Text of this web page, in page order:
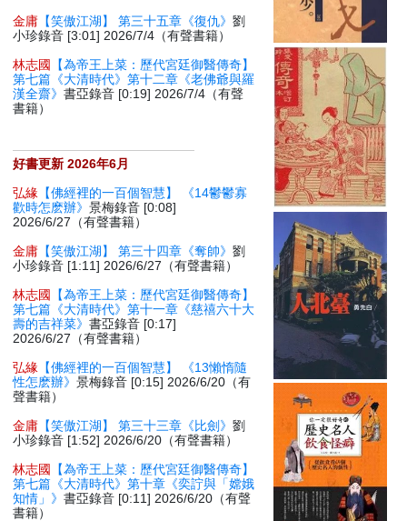
金庸 【笑傲江湖】 第三十五章《復仇》劉
小珍錄音 [3:01] 2026/7/4（有聲書籍）
林志國
【為帝王上菜：歷代宮廷御醫傳奇】
第七篇《大清時代》第十二章《老佛爺與羅
漢全齋》書亞錄音 [0:19] 2026/7/4（有聲
書籍）
好書更新 2026年6月
弘緣 【佛經裡的一百個智慧】 《14鬱鬱寡
歡時怎麽辦》景梅錄音 [0:08]
2026/6/27（有聲書籍）
金庸 【笑傲江湖】 第三十四章《奪帥》劉
小珍錄音 [1:11] 2026/6/27（有聲書籍）
林志國
【為帝王上菜：歷代宮廷御醫傳奇】
第七篇《大清時代》第十一章《慈禧六十大
壽的吉祥菜》書亞錄音 [0:17]
2026/6/27（有聲書籍）
弘緣 【佛經裡的一百個智慧】 《13懶惰隨
性怎麽辦》景梅錄音 [0:15] 2026/6/20（有
聲書籍）
金庸 【笑傲江湖】 第三十三章《比劍》劉
小珍錄音 [1:52] 2026/6/20（有聲書籍）
林志國
【為帝王上菜：歷代宮廷御醫傳奇】
第七篇《大清時代》第十章《奕詝與「嫦娥
知情」》書亞錄音 [0:11] 2026/6/20（有聲
書籍）